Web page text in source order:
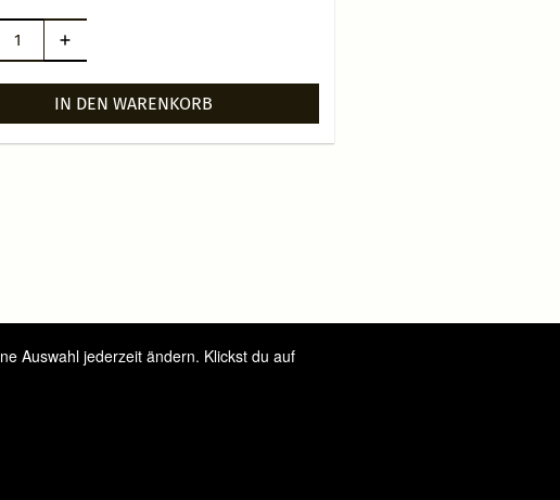
IN DEN WARENKORB
Auswahl jederzeit ändern. Klickst du auf